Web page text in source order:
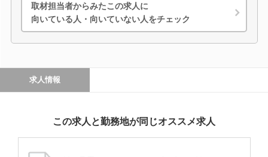
取材担当者からみたこの求人に
向いている人・向いていない人をチェック
求人情報
この求人と勤務地が同じオススメ求人